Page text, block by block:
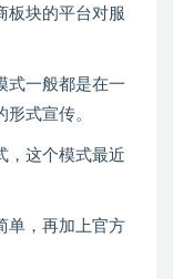
板块的平台对服
式一般都是在一
式宣传。
，这个模式最近
单，再加上官方